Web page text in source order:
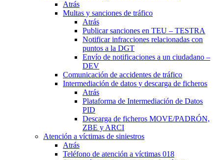
Atrás
Multas y sanciones de tráfico
Atrás
Publicar sanciones en TEU – TESTRA
Notificar infracciones relacionadas con
puntos a la DGT
Envío de notificaciones a un ciudadano –
DEV
Comunicación de accidentes de tráfico
Intermediación de datos y descarga de ficheros
Atrás
Plataforma de Intermediación de Datos
PID
Descarga de ficheros MOVE/PADRÓN,
ZBE y ARCI
Atención a víctimas de siniestros
Atrás
Teléfono de atención a víctimas 018